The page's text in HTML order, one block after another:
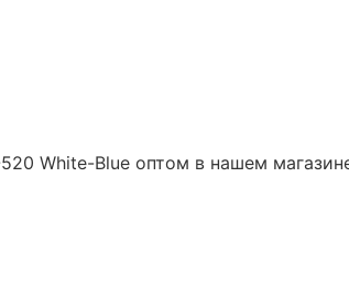
White-Blue оптом в нашем